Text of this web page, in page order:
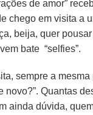
de amor”
chego em visita a
beija, quer
bate “selfies”.
sempre a mesma
novo?”. Quantas
ainda dúvida,